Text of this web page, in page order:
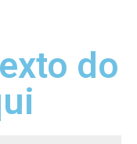
do